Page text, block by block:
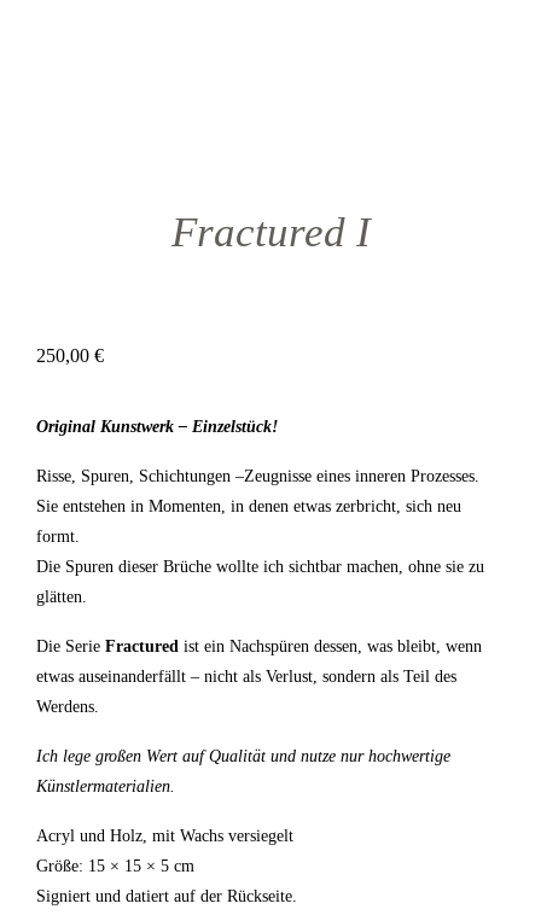
Fractured I
250,00 €
Original Kunstwerk – Einzelstück!
Risse, Spuren, Schichtungen –Zeugnisse eines inneren Prozesses.
Sie entstehen in Momenten, in denen etwas zerbricht, sich neu
formt.
Die Spuren dieser Brüche wollte ich sichtbar machen, ohne sie zu
glätten.
Die Serie Fractured ist ein Nachspüren dessen, was bleibt, wenn
etwas auseinanderfällt – nicht als Verlust, sondern als Teil des
Werdens.
Ich lege großen Wert auf Qualität und nutze nur hochwertige
Künstlermaterialien.
Acryl und Holz, mit Wachs versiegelt
Größe: 15 × 15 × 5 cm
Signiert und datiert auf der Rückseite.